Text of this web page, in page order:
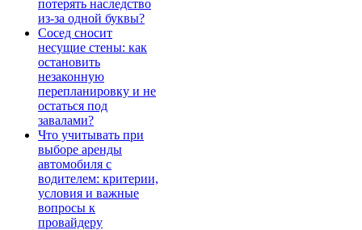
потерять наследство
из-за одной буквы?
Сосед сносит
несущие стены: как
остановить
незаконную
перепланировку и не
остаться под
завалами?
Что учитывать при
выборе аренды
автомобиля с
водителем: критерии,
условия и важные
вопросы к
провайдеру